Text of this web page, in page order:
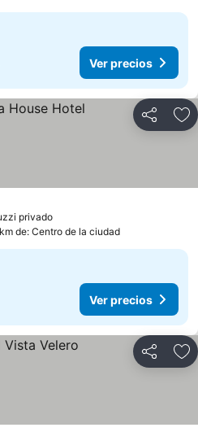
Ver precios
Compartir
privado
de: Centro de la ciudad
Ver precios
Compartir